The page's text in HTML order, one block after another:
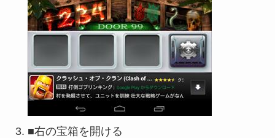
■右の宝箱を開ける